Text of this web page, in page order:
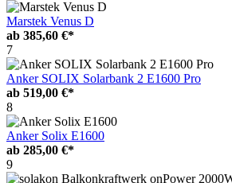
Marstek Venus D
ab 385,60 €*
7
Anker SOLIX Solarbank 2 E1600 Pro
ab 519,00 €*
8
Anker Solix E1600
ab 285,00 €*
9